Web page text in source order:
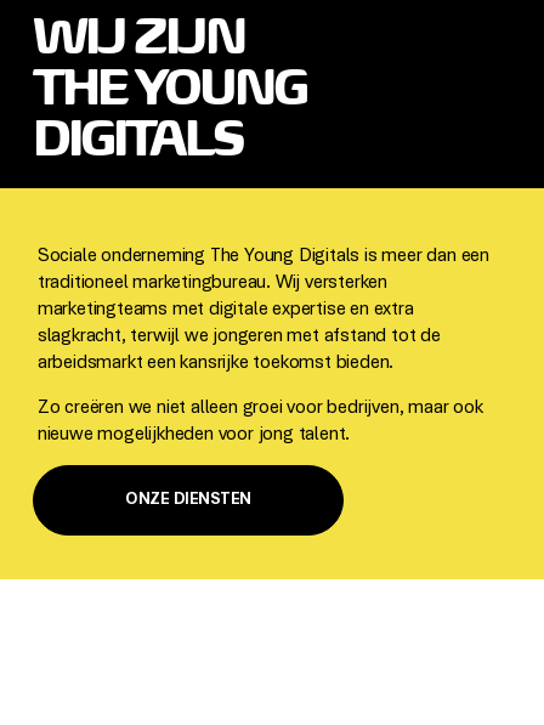
WIJ ZIJN
THE YOUNG
DIGITALS
Sociale onderneming The Young Digitals is meer dan een
traditioneel marketingbureau. Wij versterken
marketingteams met digitale expertise en extra
slagkracht, terwijl we jongeren met afstand tot de
arbeidsmarkt een kansrijke toekomst bieden.
Zo creëren we niet alleen groei voor bedrijven, maar ook
nieuwe mogelijkheden voor jong talent.
ONZE DIENSTEN